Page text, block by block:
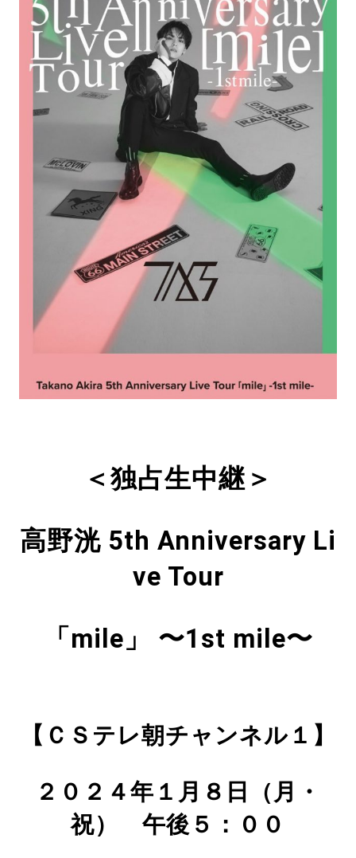
＜独占生中継＞
高野洸 5th Anniversary Li
ve Tour
「mile」 〜1st mile〜
【ＣＳテレ朝チャンネル１】
２０２４年１月８日（月・
祝） 午後５：００